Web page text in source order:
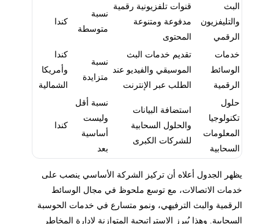
البث
والتليفزيون
الرقمي
قنوات تلفزيونية رقمية
مدفوعة ومتنوعة
المحتوى
نسبة
متوسطة
كندا
خدمات
الوسائط
الرقمية
تقديم خدمات البث
الموسيقي والفيديو عند
الطلب عبر الإنترنت
نسبة
متزايدة
كندا
وأمريكا
الشمالية
حلول
تكنولوجيا
المعلومات
السحابية
استضافة البيانات
والحلول السحابية
للشركات الكبرى
نسبة أقل
وليست
أساسية
بعد
كندا
يظهر الجدول أعلاه أن تركيز الشركة الأساسي ينصب على
خدمات الاتصالات، مع توسع ملحوظ في مجال الوسائط
الرقمية والبث الترفيهي، ونمو متسارع في خدمات الحوسبة
السحابية. وهذا يُبرز الاستراتيجية المتوازنة لإدارة المخاطر